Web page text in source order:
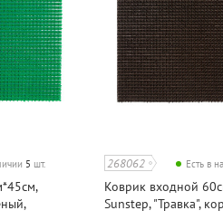
5 шт. 268062 Есть в
Коврик входной
Sunstep, "Травка",